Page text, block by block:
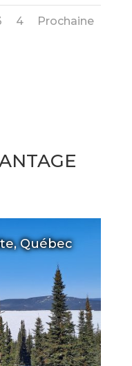
4 Prochaine
Québec